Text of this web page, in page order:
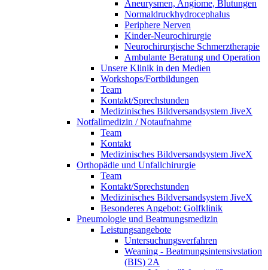
Aneurysmen, Angiome, Blutungen
Normaldruckhydrocephalus
Periphere Nerven
Kinder-Neurochirurgie
Neurochirurgische Schmerztherapie
Ambulante Beratung und Operation
Unsere Klinik in den Medien
Workshops/Fortbildungen
Team
Kontakt/Sprechstunden
Medizinisches Bildversandsystem JiveX
Notfallmedizin / Notaufnahme
Team
Kontakt
Medizinisches Bildversandsystem JiveX
Orthopädie und Unfallchirurgie
Team
Kontakt/Sprechstunden
Medizinisches Bildversandsystem JiveX
Besonderes Angebot: Golfklinik
Pneumologie und Beatmungsmedizin
Leistungsangebote
Untersuchungsverfahren
Weaning - Beatmungsintensivstation
(BIS) 2A